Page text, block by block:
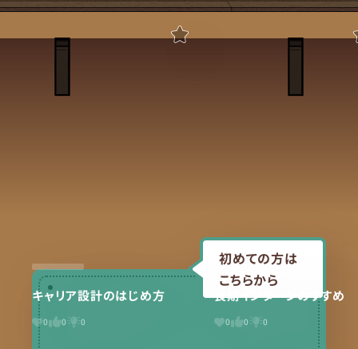
キャリア設計のはじめ方
0 0 0
長期インターンのすすめ
0 0 0
初めての方は
こちらから